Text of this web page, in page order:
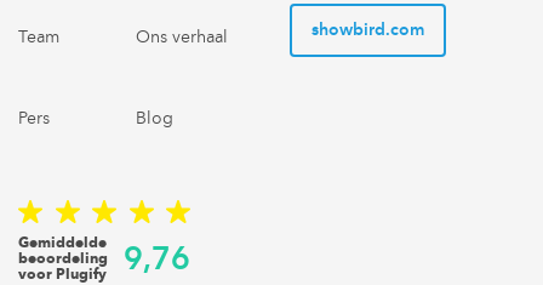
Team Ons verhaal
Pers Blog
Gemiddelde
beoordeling
voor Plugify
9,76
showbird.com